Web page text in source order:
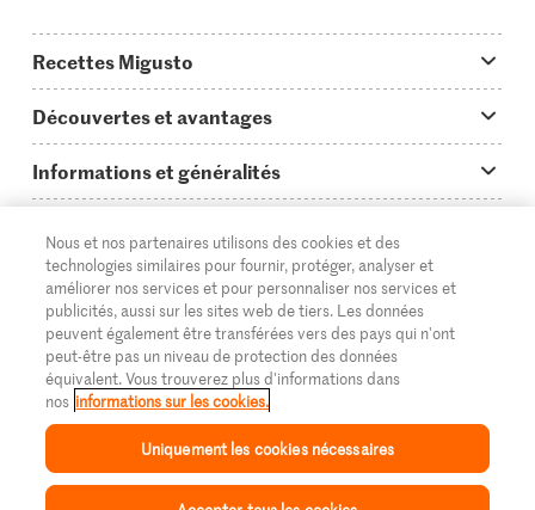
Recettes Migusto
Idées de menus
Plats principaux
Simple & vite prêt
Apéritif
Préparations au four
Enfants & famille
Toutes les recettes
Découvertes et avantages
On en parle...
Tutoriels
Glossaire des ingrédients
Login Migusto
Magazine Migusto
Informations et généralités
Questions concernant Migusto
Cuisiner avec Migusto
Service clientèle & contact
Publicité
Impressum
Mentions légales
Supermarché
Migros Online
À propos de Migros
Magasins
Cumulus
© 2026 La Fédération des coopératives Migros
DE FR IT
Nous et nos partenaires utilisons des cookies et des
technologies similaires pour fournir, protéger, analyser et
améliorer nos services et pour personnaliser nos services et
publicités, aussi sur les sites web de tiers. Les données
peuvent également être transférées vers des pays qui n'ont
peut-être pas un niveau de protection des données
équivalent. Vous trouverez plus d'informations dans
nos informations sur les cookies.
Uniquement les cookies nécessaires